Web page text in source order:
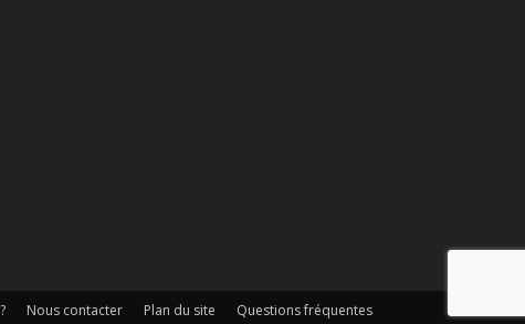
Nous contacter Plan du site Questions fréquentes